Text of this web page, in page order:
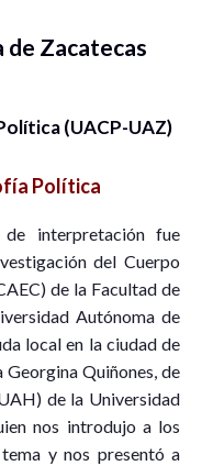
Zacatecas
(UACP-UAZ)
Política
interpretación fue
del Cuerpo
de la Facultad de
Autónoma de
local en la ciudad de
Quiñones, de
de la Universidad
nos introdujo a los
y nos presentó a